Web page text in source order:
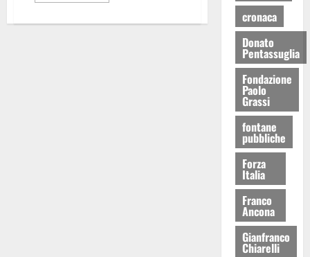
cronaca
Donato
Pentassuglia
Fondazione
Paolo
Grassi
fontane
pubbliche
Forza
Italia
Franco
Ancona
Gianfranco
Chiarelli